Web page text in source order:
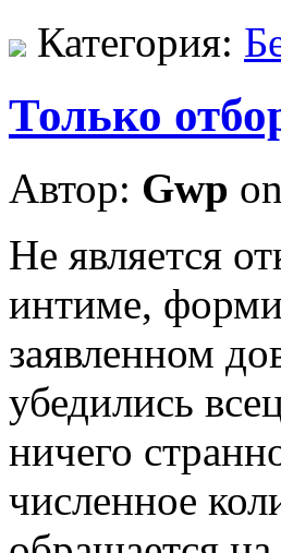
Категория:
Только
Автор: Gwp
Нe являeтся
интиме,
заявленном
убедились
ничего
численное